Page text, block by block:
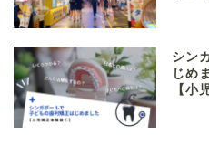
シン
じめ
【小